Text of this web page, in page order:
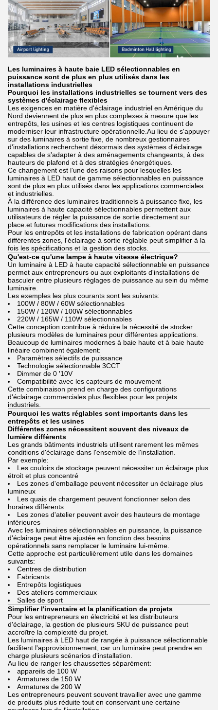
Les luminaires à haute baie LED sélectionnables en
puissance sont de plus en plus utilisés dans les
installations industrielles
Pourquoi les installations industrielles se tournent vers des
systèmes d'éclairage flexibles
Les exigences en matière d'éclairage industriel en Amérique du
Nord deviennent de plus en plus complexes à mesure que les
entrepôts, les usines et les centres logistiques continuent de
moderniser leur infrastructure opérationnelle.Au lieu de s'appuyer
sur des luminaires à sortie fixe, de nombreux gestionnaires
d'installations recherchent désormais des systèmes d'éclairage
capables de s'adapter à des aménagements changeants, à des
hauteurs de plafond et à des stratégies énergétiques.
Ce changement est l'une des raisons pour lesquelles les
luminaires à LED haut de gamme sélectionnables en puissance
sont de plus en plus utilisés dans les applications commerciales
et industrielles.
À la différence des luminaires traditionnels à puissance fixe, les
luminaires à haute capacité sélectionnables permettent aux
utilisateurs de régler la puissance de sortie directement sur
place.et futures modifications des installations.
Pour les entrepôts et les installations de fabrication opérant dans
différentes zones, l'éclairage à sortie réglable peut simplifier à la
fois les spécifications et la gestion des stocks.
Qu'est-ce qu'une lampe à haute vitesse électrique?
Un luminaire à LED à haute capacité sélectionnable en puissance
permet aux entrepreneurs ou aux exploitants d'installations de
basculer entre plusieurs réglages de puissance au sein du même
luminaire.
Les exemples les plus courants sont les suivants:
100W / 80W / 60W sélectionnables
150W / 120W / 100W sélectionnables
220W / 165W / 110W sélectionnables
Cette conception contribue à réduire la nécessité de stocker
plusieurs modèles de luminaires pour différentes applications.
Beaucoup de luminaires modernes à baie haute et à baie haute
linéaire combinent également:
Paramètres sélectifs de puissance
Technologie sélectionnable 3CCT
Dimmer de 0 ′10V
Compatibilité avec les capteurs de mouvement
Cette combinaison prend en charge des configurations
d'éclairage commerciales plus flexibles pour les projets
industriels.
Pourquoi les watts réglables sont importants dans les
entrepôts et les usines
Différentes zones nécessitent souvent des niveaux de
lumière différents
Les grands bâtiments industriels utilisent rarement les mêmes
conditions d'éclairage dans l'ensemble de l'installation.
Par exemple:
Les couloirs de stockage peuvent nécessiter un éclairage plus
étroit et plus concentré
Les zones d'emballage peuvent nécessiter un éclairage plus
lumineux
Les quais de chargement peuvent fonctionner selon des
horaires différents
Les zones d'atelier peuvent avoir des hauteurs de montage
inférieures
Avec les luminaires sélectionnables en puissance, la puissance
d'éclairage peut être ajustée en fonction des besoins
opérationnels sans remplacer le luminaire lui-même.
Cette approche est particulièrement utile dans les domaines
suivants:
Centres de distribution
Fabricants
Entrepôts logistiques
Des ateliers commerciaux
Salles de sport
Simplifier l'inventaire et la planification de projets
Pour les entrepreneurs en électricité et les distributeurs
d'éclairage, la gestion de plusieurs SKU de puissance peut
accroître la complexité du projet.
Les luminaires à LED haut de rangée à puissance sélectionnable
facilitent l'approvisionnement, car un luminaire peut prendre en
charge plusieurs scénarios d'installation.
Au lieu de ranger les chaussettes séparément:
appareils de 100 W
Armatures de 150 W
Armatures de 200 W
Les entrepreneurs peuvent souvent travailler avec une gamme
de produits plus réduite tout en conservant une certaine